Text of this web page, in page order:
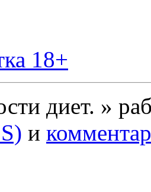
18+
диет. »
и